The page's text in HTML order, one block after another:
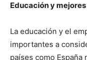
Educación y
La educación y el
importantes a
países como España